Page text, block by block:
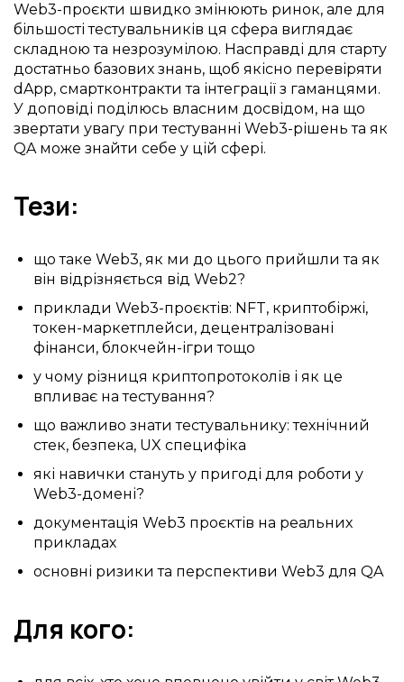
Web3-проєкти швидко змінюють ринок, але для
більшості тестувальників ця сфера виглядає
складною та незрозумілою. Насправді для старту
достатньо базових знань, щоб якісно перевіряти
dApp, смартконтракти та інтеграції з гаманцями.
У доповіді поділюсь власним досвідом, на що
звертати увагу при тестуванні Web3-рішень та як
QA може знайти себе у цій сфері.
Тези:
що таке Web3, як ми до цього прийшли та як
він відрізняється від Web2?
приклади Web3-проєктів: NFT, криптобіржі,
токен-маркетплейси, децентралізовані
фінанси, блокчейн-ігри тощо
у чому різниця криптопротоколів і як це
впливає на тестування?
що важливо знати тестувальнику: технічний
стек, безпека, UX специфіка
які навички стануть у пригоді для роботи у
Web3-домені?
документація Web3 проєктів на реальних
прикладах
основні ризики та перспективи Web3 для QA
Для кого: